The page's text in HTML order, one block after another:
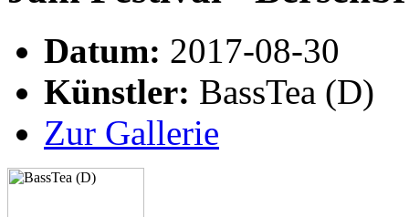
Datum: 2017-08-30
Künstler: BassTea (D)
Zur Gallerie